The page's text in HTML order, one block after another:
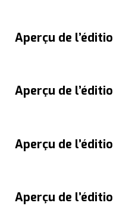
Aperçu de
Aperçu de
Aperçu de
Aperçu de